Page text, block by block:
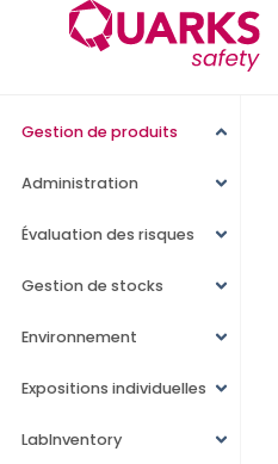
Gestion de produits
Administration
Évaluation des risques
Gestion de stocks
Environnement
Expositions individuelles
LabInventory